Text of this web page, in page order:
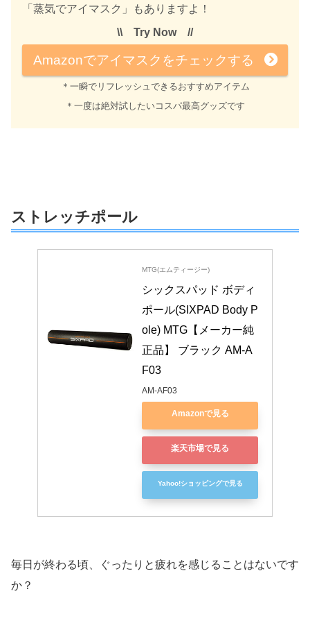
「蒸気でアイマスク」もありますよ！
\\ Try Now //
Amazonでアイマスクをチェックする
＊一瞬でリフレッシュできるおすすめアイテム
＊一度は絶対試したいコスパ最高グッズです
ストレッチポール
MTG(エムティージー)
シックスパッド ボディ
ポール(SIXPAD Body P
ole) MTG【メーカー純
正品】 ブラック AM-A
F03
AM-AF03
Amazonで見る
楽天市場で見る
Yahoo!ショッピングで見る
毎日が終わる頃、ぐったりと疲れを感じることはないです
か？